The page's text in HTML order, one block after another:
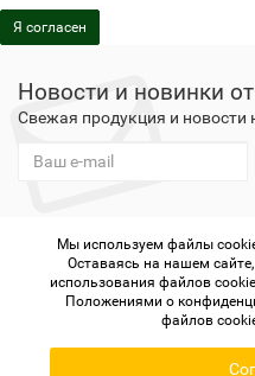
Я согласен
Новости и новинки
Свежая продукция и новости
Не является
конфиденциальности
Не
Политика
Argo.su - интернет-
Мы используем файлы
Оставаясь на нашем
использования файлов
Положениями о
файлов